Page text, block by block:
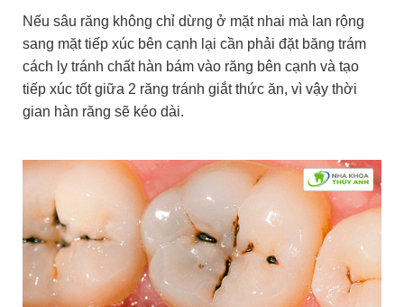
Nếu sâu răng không chỉ dừng ở mặt nhai mà lan rộng
sang mặt tiếp xúc bên cạnh lại cần phải đặt băng trám
cách ly tránh chất hàn bám vào răng bên cạnh và tạo
tiếp xúc tốt giữa 2 răng tránh giắt thức ăn, vì vậy thời
gian hàn răng sẽ kéo dài.